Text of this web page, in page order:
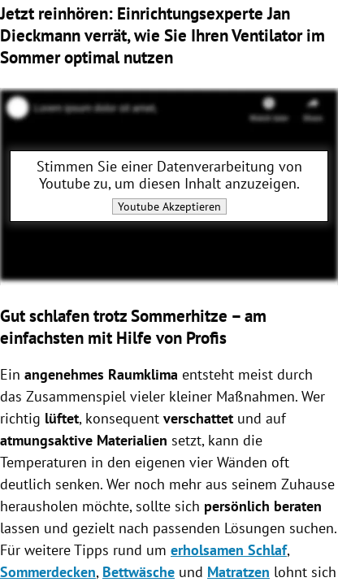
Jetzt reinhören: EinrichtungsexperteJan
Dieckmannverrät, wie Sie Ihren Ventilator im
Sommer optimal nutzen
Stimmen Sie einer Datenverarbeitung von
Youtubezu, um diesen Inhalt anzuzeigen.
YoutubeAkzeptieren
Gut schlafen trotz Sommerhitze – am
einfachsten mit Hilfe von Profis
Ein angenehmes Raumklima entsteht meist durch
das Zusammenspiel vieler kleiner Maßnahmen. Wer
richtig lüftet, konsequent verschattet und auf
atmungsaktive Materialien setzt, kann die
Temperaturen in den eigenen vier Wänden oft
deutlich senken. Wer noch mehr aus seinem Zuhause
herausholen möchte, sollte sich persönlich beraten
lassen und gezielt nach passenden Lösungen suchen.
Für weitere Tipps rund um erholsamen Schlaf,
Sommerdecken, Bettwäsche und Matratzen lohnt sich